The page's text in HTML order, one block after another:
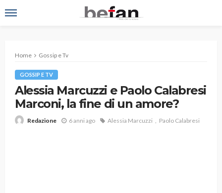
Home Gossip e Tv
GOSSIP E TV
Alessia Marcuzzi e Paolo Calabresi
Marconi, la fine di un amore?
Redazione 6 anni ago Alessia Marcuzzi Paolo Calabresi